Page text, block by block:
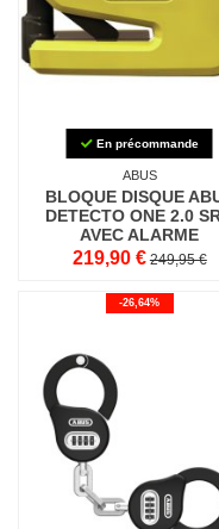
En précommande
ABUS
BLOQUE DISQUE
DETECTO ONE 2.0
AVEC ALARME
INTELLIGENTE
219,90 € 249,95 €
-26,64%